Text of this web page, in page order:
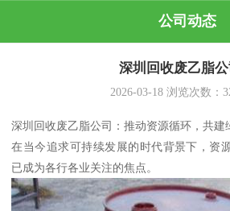
公司动态
深圳回收废乙脂公
2026-03-18浏览次数：
深圳回收废乙脂公司：推动资源循环，共建
在当今追求可持续发展的时代背景下，资
已成为各行各业关注的焦点。